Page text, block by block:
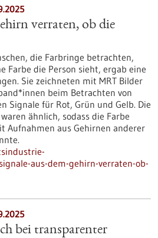
verraten, ob die
die Farbringe betrachten,
Farbe die Person sieht, ergab eine
Sie zeichneten mit MRT Bilder
beim Betrachten von
Signale für Rot, Grün und Gelb. Die
ähnlich, sodass die Farbe
Aufnahmen aus Gehirnen anderer
aus-dem-gehirn-verraten-ob-
bei transparenter